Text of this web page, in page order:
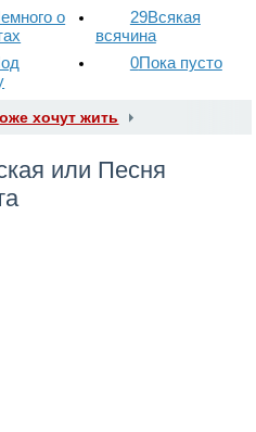
о
29Всякая
всячина
0Пока пусто
хочут жить
или Песня